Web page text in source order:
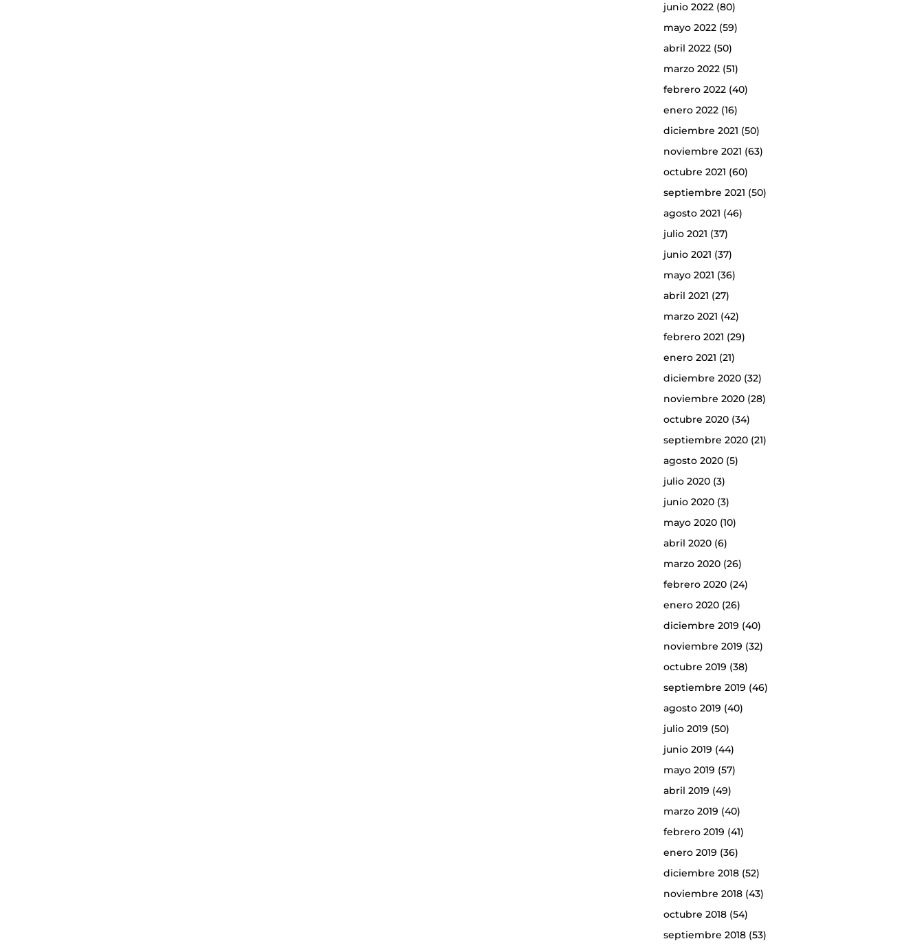
junio 2022(80)
mayo 2022(59)
abril 2022(50)
marzo 2022(51)
febrero 2022(40)
enero 2022(16)
diciembre 2021 (50)
noviembre 2021 (63)
octubre 2021 (60)
septiembre 2021 (50)
agosto 2021 (46)
julio 2021 (37)
junio 2021 (37)
mayo 2021 (36)
abril 2021 (27)
marzo 2021 (42)
febrero 2021 (29)
enero 2021 (21)
diciembre 2020(32)
noviembre 2020(28)
octubre 2020(34)
septiembre 2020(21)
agosto 2020(5)
julio 2020(3)
junio 2020(3)
mayo 2020(10)
abril 2020(6)
marzo 2020(26)
febrero 2020(24)
enero 2020(26)
diciembre 2019 (40)
noviembre 2019 (32)
octubre 2019 (38)
septiembre 2019 (46)
agosto 2019 (40)
julio 2019 (50)
junio 2019 (44)
mayo 2019 (57)
abril 2019 (49)
marzo 2019 (40)
febrero 2019 (41)
enero 2019 (36)
diciembre 2018(52)
noviembre 2018(43)
octubre 2018(54)
septiembre 2018(53)